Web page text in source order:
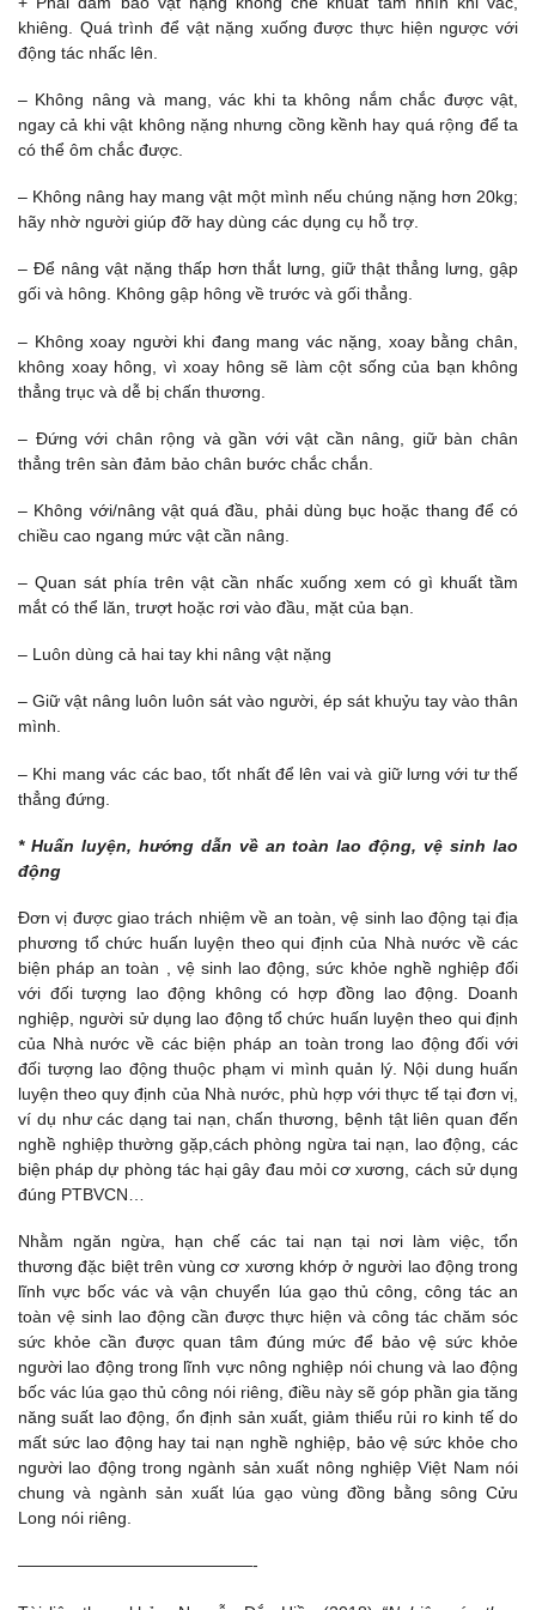
khiêng. Quá trình để vật nặng xuống được thực hiện ngược với
động tác nhấc lên.
– Không nâng và mang, vác khi ta không nắm chắc được vật,
ngay cả khi vật không nặng nhưng cồng kềnh hay quá rộng để ta
có thể ôm chắc được.
– Không nâng hay mang vật một mình nếu chúng nặng hơn 20kg;
hãy nhờ người giúp đỡ hay dùng các dụng cụ hỗ trợ.
– Để nâng vật nặng thấp hơn thắt lưng, giữ thật thẳng lưng, gập
gối và hông. Không gập hông về trước và gối thẳng.
– Không xoay người khi đang mang vác nặng, xoay bằng chân,
không xoay hông, vì xoay hông sẽ làm cột sống của bạn không
thẳng trục và dễ bị chấn thương.
– Đứng với chân rộng và gần với vật cần nâng, giữ bàn chân
thẳng trên sàn đảm bảo chân bước chắc chắn.
– Không với/nâng vật quá đầu, phải dùng bục hoặc thang để có
chiều cao ngang mức vật cần nâng.
– Quan sát phía trên vật cần nhấc xuống xem có gì khuất tầm
mắt có thể lăn, trượt hoặc rơi vào đầu, mặt của bạn.
– Luôn dùng cả hai tay khi nâng vật nặng
– Giữ vật nâng luôn luôn sát vào người, ép sát khuỷu tay vào thân
mình.
– Khi mang vác các bao, tốt nhất để lên vai và giữ lưng với tư thế
thẳng đứng.
* Huấn luyện, hướng dẫn về an toàn lao động, vệ sinh lao
động
Đơn vị được giao trách nhiệm về an toàn, vệ sinh lao động tại địa
phương tổ chức huấn luyện theo qui định của Nhà nước về các
biện pháp an toàn , vệ sinh lao động, sức khỏe nghề nghiệp đối
với đối tượng lao động không có hợp đồng lao động. Doanh
nghiệp, người sử dụng lao động tổ chức huấn luyện theo qui định
của Nhà nước về các biện pháp an toàn trong lao động đối với
đối tượng lao động thuộc phạm vi mình quản lý. Nội dung huấn
luyện theo quy định của Nhà nước, phù hợp với thực tế tại đơn vị,
ví dụ như các dạng tai nạn, chấn thương, bệnh tật liên quan đến
nghề nghiệp thường gặp,cách phòng ngừa tai nạn, lao động, các
biện pháp dự phòng tác hại gây đau mỏi cơ xương, cách sử dụng
đúng PTBVCN…
Nhằm ngăn ngừa, hạn chế các tai nạn tại nơi làm việc, tổn
thương đặc biệt trên vùng cơ xương khớp ở người lao động trong
lĩnh vực bốc vác và vận chuyển lúa gạo thủ công, công tác an
toàn vệ sinh lao động cần được thực hiện và công tác chăm sóc
sức khỏe cần được quan tâm đúng mức để bảo vệ sức khỏe
người lao động trong lĩnh vực nông nghiệp nói chung và lao động
bốc vác lúa gạo thủ công nói riêng, điều này sẽ góp phần gia tăng
năng suất lao động, ổn định sản xuất, giảm thiểu rủi ro kinh tế do
mất sức lao động hay tai nạn nghề nghiệp, bảo vệ sức khỏe cho
người lao động trong ngành sản xuất nông nghiệp Việt Nam nói
chung và ngành sản xuất lúa gạo vùng đồng bằng sông Cửu
Long nói riêng.
——————————————-